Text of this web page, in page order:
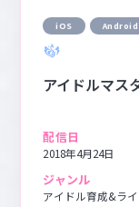
iOS Android
アイドルマス
配信日
2018年4月24日
ジャンル
アイドル育成&ラ